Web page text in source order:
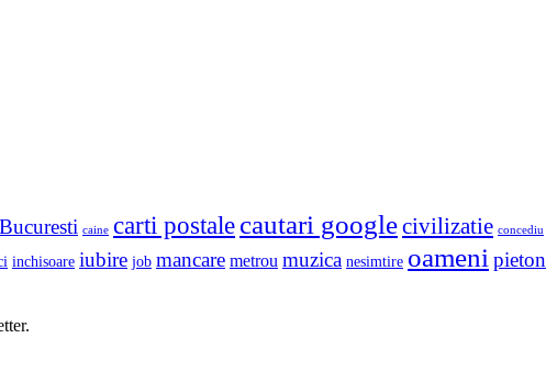
Bucuresti caine carti postale cautari googlecivilizatie concediu
inchisoare iubire job mancare metrou muzica nesimtire oameni pieton